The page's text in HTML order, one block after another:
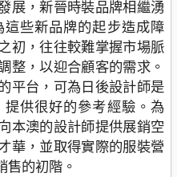
展，新晉時裝品牌相繼湧
些新品牌的起步造成障
初，往往較難掌握市場脈
整，以迎合顧客的需求。
平台，可為日後設計師是
供很好的參考經驗。為
本澳的設計師提供展銷空
華，並取得實際的服裝營
售的初階。